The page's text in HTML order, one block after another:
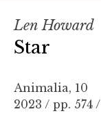
Len Howard
Star
Animalia, 10
2023 / pp. 574 /